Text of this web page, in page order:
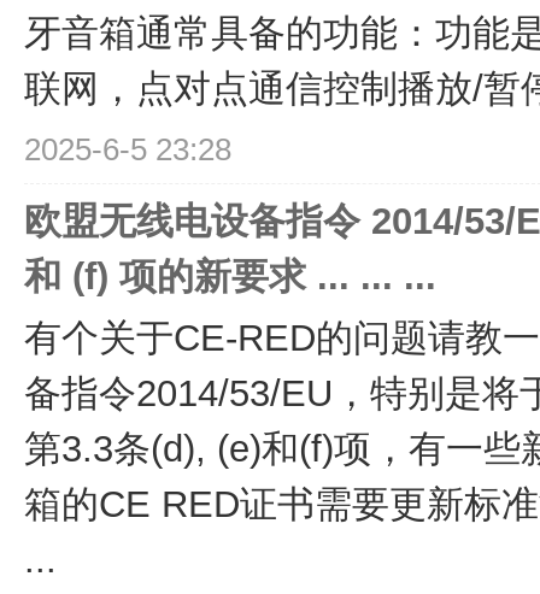
牙音箱通常具备的功能：功能
联网，点对点通信控制播放/暂
2025-6-5 23:28
欧盟无线电设备指令 2014/53/
和 (f) 项的新要求 ... ... ...
有个关于CE-RED的问题请教
备指令2014/53/EU，特别是将
第3.3条(d), (e)和(f)项，有一
箱的CE RED证书需要更新标
...